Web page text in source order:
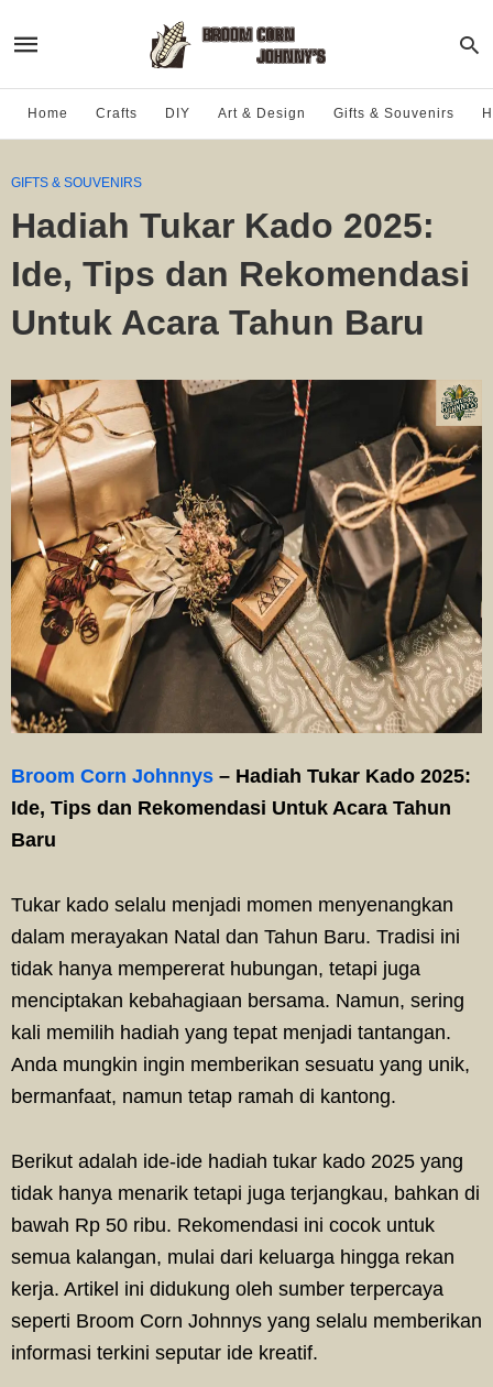
Home Crafts DIY Art & Design Gifts & Souvenirs
GIFTS & SOUVENIRS
Hadiah Tukar Kado 2025:
Ide, Tips dan Rekomendasi
Untuk Acara Tahun Baru
Broom Corn Johnnys – Hadiah Tukar Kado 2025:
Ide, Tips dan Rekomendasi Untuk Acara Tahun
Baru
Tukar kado selalu menjadi momen menyenangkan
dalam merayakan Natal dan Tahun Baru. Tradisi ini
tidak hanya mempererat hubungan, tetapi juga
menciptakan kebahagiaan bersama. Namun, sering
kali memilih hadiah yang tepat menjadi tantangan.
Anda mungkin ingin memberikan sesuatu yang unik,
bermanfaat, namun tetap ramah di kantong.
Berikut adalah ide-ide hadiah tukar kado 2025 yang
tidak hanya menarik tetapi juga terjangkau, bahkan di
bawah Rp 50 ribu. Rekomendasi ini cocok untuk
semua kalangan, mulai dari keluarga hingga rekan
kerja. Artikel ini didukung oleh sumber terpercaya
seperti Broom Corn Johnnys yang selalu memberikan
informasi terkini seputar ide kreatif.